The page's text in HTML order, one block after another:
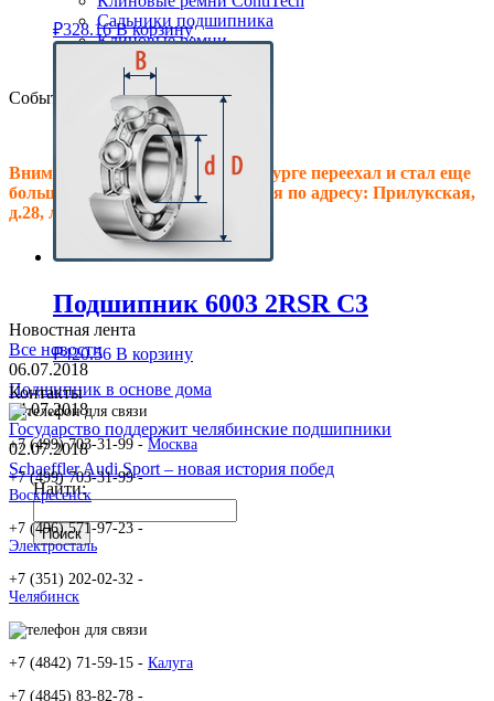
Сальники подшипника
Клиновые ремни
Техпластина резиновая
События
Внимание! Офис в Санкт-Петербурге переехал и стал еще
больше, теперь мы располагаемся по адресу: Прилукская,
д.28, литер.А! Ждем Вас в гости!
Новостная лента
Все новости
06.07.2018
Подшипник в основе дома
04.07.2018
Государство поддержит челябинские подшипники
02.07.2018
Schaeffler Audi Sport – новая история побед
Найти:
₽328.16 В корзину
Подшипник 6003 2RSR C3
₽420.56 В корзину
Контакты
+7 (499) 703-31-99 - Москва
+7 (499) 703-31-99 -
Воскресенск
+7 (496) 571-97-23 -
Электросталь
+7 (351) 202-02-32 -
Челябинск
+7 (4842) 71-59-15 - Калуга
+7 (4845) 83-82-78 -